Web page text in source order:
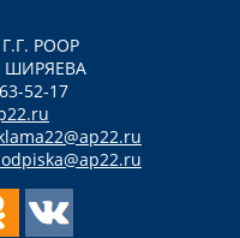
РООР
ШИРЯЕВА
52-17